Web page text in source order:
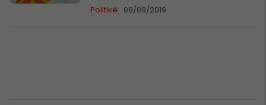
Politikë 08/09/2019